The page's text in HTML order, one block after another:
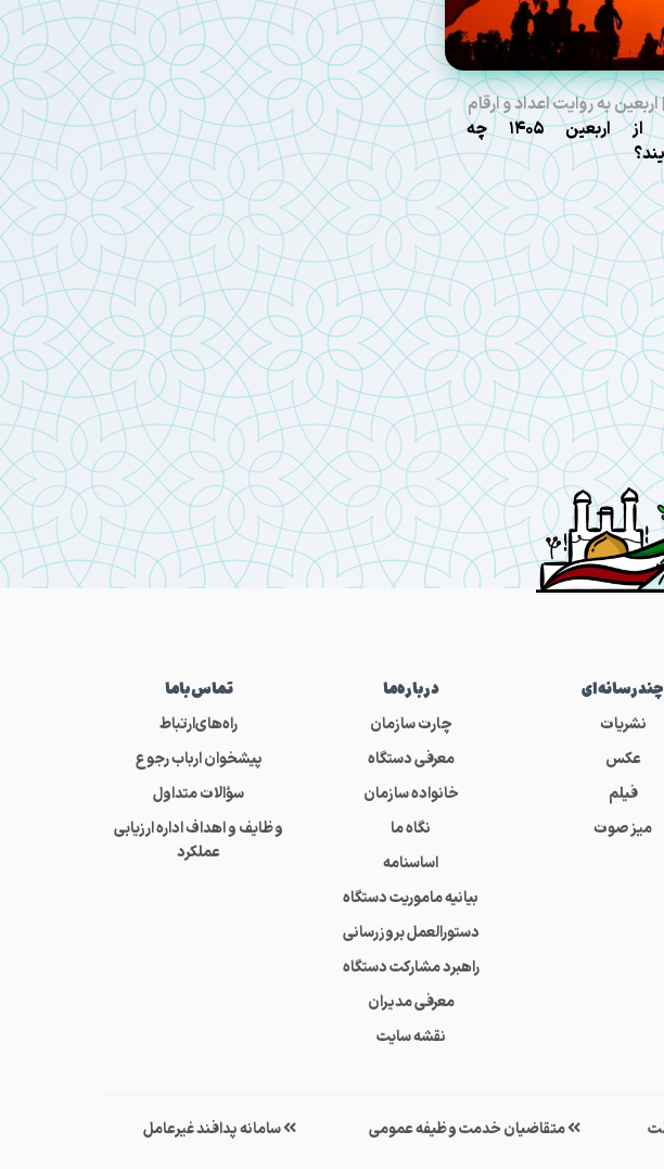
اربعین به روایت اعداد و ارقام
آمارها از اربعین ۱۴۰۵ چه
چندرسانه‌ای
نشریات
عکس
فیلم
میز صوت
درباره‌ما
چارت سازمان
معرفی دستگاه
خانواده سازمان
نگاه ما
اساسنامه
بیانیه ماموریت دستگاه
دستورالعمل بروزرسانی
راهبرد مشارکت دستگاه
معرفی مدیران
نقشه سایت
تماس‌باما
راه‌های‌ارتباط
پیشخوان ارباب رجوع
سؤالات متداول
وظایف و اهداف اداره ارزیابی
عملکرد
متقاضیان خدمت وظیفه عمومی سامانه پدافند غیرعامل